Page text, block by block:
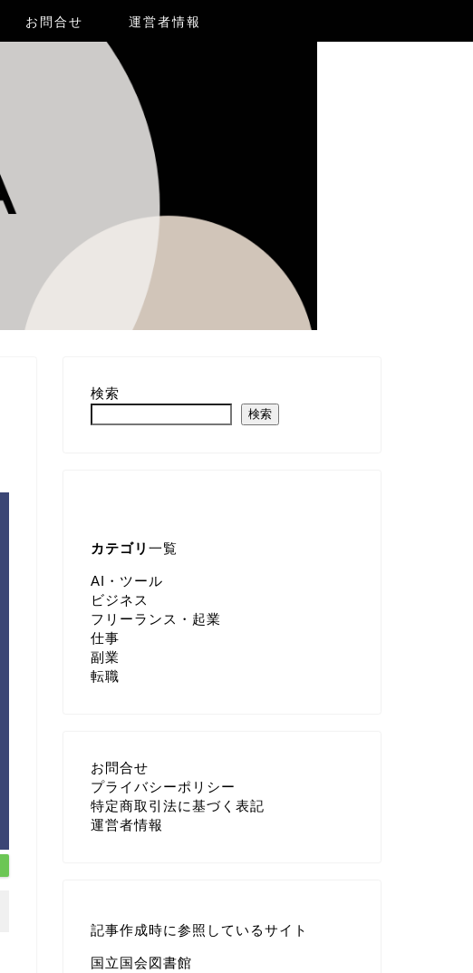
お問合せ 運営者情報
検索
検索
カテゴリ 一覧
AI・ツール
ビジネス
フリーランス・起業
仕事
副業
転職
お問合せ
プライバシーポリシー
特定商取引法に基づく表記
運営者情報
記事作成時に参照しているサイト
国立国会図書館